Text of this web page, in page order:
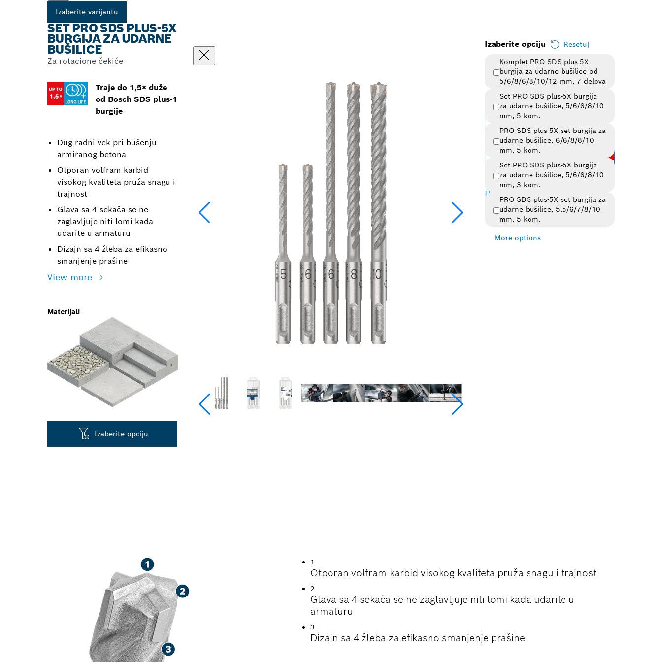
Izaberite varijantu
SET PRO SDS PLUS-5X
BURGIJA ZA UDARNE
BUŠILICE
Za rotacione čekiće
Traje do 1,5× duže
od Bosch SDS plus-1
burgije
Dug radni vek pri bušenju
armiranog betona
Otporan volfram-karbid
visokog kvaliteta pruža snagu i
trajnost
Glava sa 4 sekača se ne
zaglavljuje niti lomi kada
udarite u armaturu
Dizajn sa 4 žleba za efikasno
smanjenje prašine
View more
Materijali
Izaberite opciju
Izaberite opciju
Resetuj
Komplet PRO SDS plus-5X
burgija za udarne bušilice od
5/6/8/6/8/10/12 mm, 7 delova
Set PRO SDS plus-5X burgija
za udarne bušilice, 5/6/6/8/10
mm, 5 kom.
PRO SDS plus-5X set burgija za
udarne bušilice, 6/6/8/8/10
mm, 5 kom.
Set PRO SDS plus-5X burgija
za udarne bušilice, 5/6/6/8/10
mm, 3 kom.
PRO SDS plus-5X set burgija za
udarne bušilice, 5.5/6/7/8/10
mm, 5 kom.
More options
Izabrana varijanta
Postignite najbolje
EXPERT
Pregled varijanti
1
Otporan volfram-karbid visokog kvaliteta pruža snagu i trajnost
2
Glava sa 4 sekača se ne zaglavljuje niti lomi kada udarite u
armaturu
3
Dizajn sa 4 žleba za efikasno smanjenje prašine